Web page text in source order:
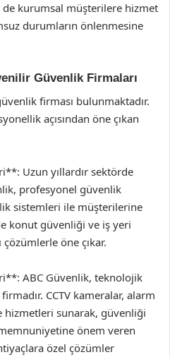
kurumsal müşterilere hizmet
durumların önlenmesine
Güvenlik Firmaları
firması bulunmaktadır.
açısından öne çıkan
Uzun yıllardır sektörde
profesyonel güvenlik
sistemleri ile müşterilerine
konut güvenliği ve iş yeri
çözümlerle öne çıkar.
ABC Güvenlik, teknolojik
CCTV kameralar, alarm
hizmetleri sunarak, güvenliği
önem veren
özel çözümler